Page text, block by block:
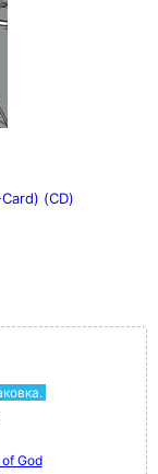
(CD)
God